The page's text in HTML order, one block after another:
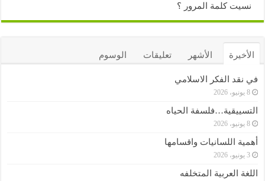
نسيت كلمة المرور ؟
الأخيرة الأشهر تعليقات الوسوم
في نقد الفكر الاسلامي
8 يونيو، 2026
التسييقية…فلسفة الحياه
8 يونيو، 2026
أهمية اللسانيات واقسامها
3 يونيو، 2026
اللغة العربية المتخلفه